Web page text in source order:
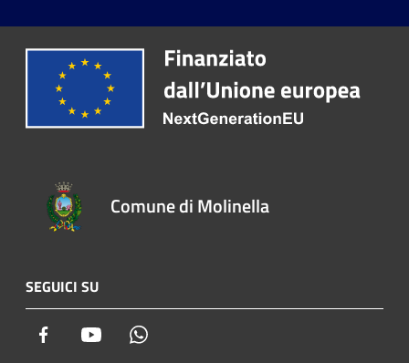
Comune di Molinella
SEGUICI SU
Facebook Youtube